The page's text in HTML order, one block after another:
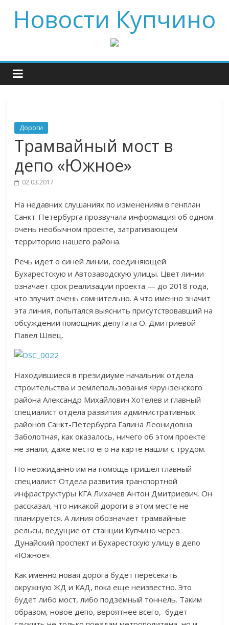
Новости Купчино
Дороги
Трамвайный мост в
депо «Южное»
02.03.2017
На недавних слушаниях по изменениям в генплан
Санкт-Петербурга прозвучала информация об одном
очень необычном проекте, затрагивающем
территорию нашего района.
Речь идет о синей линии, соединяющей
Бухарестскую и Автозаводскую улицы. Цвет линии
означает срок реализации проекта — до 2018 года,
что звучит очень сомнительно. А что именно значит
эта линия, попытался выяснить присутствовавший на
обсуждении помощник депутата О. Дмитриевой
Павел Швец.
Находившиеся в президиуме начальник отдела
строительства и землепользования Фрунзенского
района Александр Михайлович Хотелев и главный
специалист отдела развития административных
районов Санкт-Петербурга Галина Леонидовна
Заболотная, как оказалось, ничего об этом проекте
не знали, даже место его на карте нашли с трудом.
Но неожиданно им на помощь пришел главный
специалист Отдела развития транспортной
инфраструктуры КГА Лихачев Антон Дмитриевич. Он
рассказал, что никакой дороги в этом месте не
планируется. А линия обозначает трамвайные
рельсы, ведущие от станции Купчино через
Дунайский проспект и Бухарестскую улицу в депо
«Южное».
Как именно новая дорога будет пересекать
окружную ЖД и КАД, пока еще неизвестно. Это
будет либо мост, либо подземный тоннель. Таким
образом, новое депо, вероятнее всего, будет